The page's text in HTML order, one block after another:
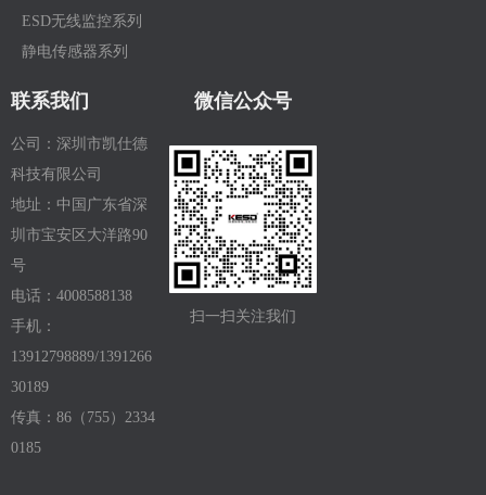
扫一扫关注我们
微信公众号
ESD无线监控系列
静电传感器系列
联系我们
公司：深圳市凯仕德
科技有限公司
地址：中国广东省深
圳市宝安区大洋路90
号
电话：4008588138
手机：
13912798889/1391266
30189
传真：86（755）2334
0185